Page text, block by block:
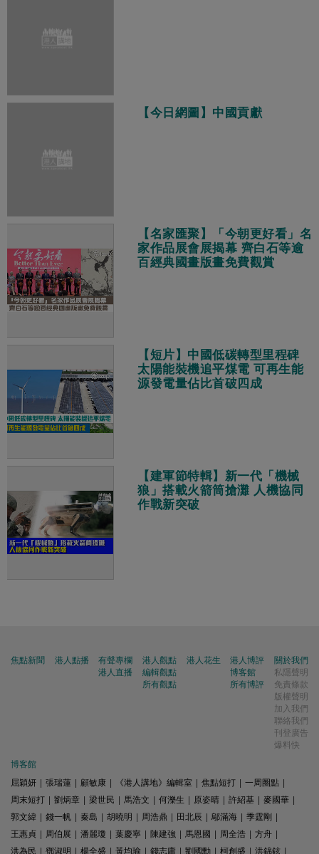
【今日網圖】中國貢獻
【名家匯聚】「今朝更好看」名
家作品展會展揭幕 齊白石等逾
百經典國畫版畫免費觀賞
【短片】中國低碳轉型里程碑
太陽能裝機追平煤電 可再生能
源發電量佔比首破四成
【建軍節特輯】新一代「機械
狼」搭載火箭筒搶灘 人機協同
作戰新突破
焦點新聞 港人點播
有聲專欄
港人直播
港人觀點
編輯觀點
所有觀點
港人花生
港人博評
博客館
所有博評
關於我們
私隱聲明
免責條款
版權聲明
加入我們
聯絡我們
刊登廣告
爆料快
博客館
屈穎妍
張瑞蓮 顧敏康 《港人講地》編輯室 焦點短打 一周圈點
周末短打
劉炳章 梁世民 馬浩文 何濼生 原姿晴 許紹基 麥國華
郭文緯
錢一帆 秦島 胡曉明 周浩鼎 田北辰 鄔滿海 季霆剛
王惠貞
周伯展 潘麗瓊 葉慶寧 陳建強 馬恩國 周全浩 方舟
洪為民
鄧淑明 楊全盛 黃均瑜 錢志庸 劉國勳 柯創盛 洪錦鉉